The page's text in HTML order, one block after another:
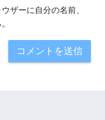
ザーに自分の名前、